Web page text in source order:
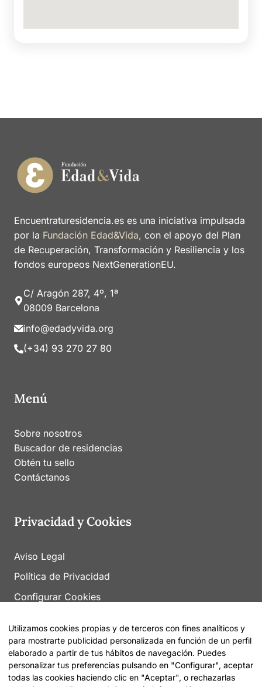
Encuentraturesidencia.es es una iniciativa impulsada
por la Fundación Edad&Vida, con el apoyo del Plan
de Recuperación, Transformación y Resiliencia y los
fondos europeos NextGenerationEU.
C/ Aragón 287, 4º, 1ª
08009 Barcelona
info@edadyvida.org
(+34) 93 270 27 80
Menú
Sobre nosotros
Buscador de residencias
Obtén tu sello
Contáctanos
Privacidad y Cookies
Aviso Legal
Política de Privacidad
Configurar Cookies
© 2026 Encuentra tu Residencia | Sitemap
Utilizamos cookies propias y de terceros con fines analíticos y
para mostrarte publicidad personalizada en función de un perfil
elaborado a partir de tus hábitos de navegación. Puedes
personalizar tus preferencias pulsando en "Configurar", aceptar
todas las cookies haciendo clic en "Aceptar", o rechazarlas